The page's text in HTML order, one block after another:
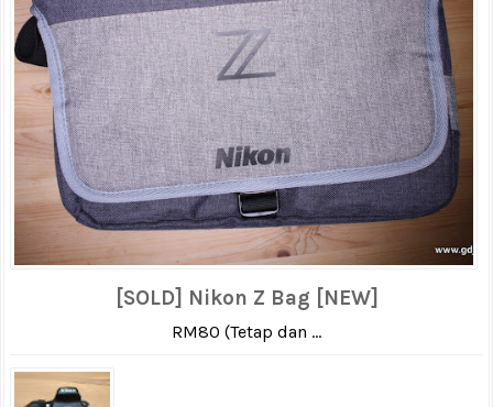
[SOLD] Nikon Z Bag [NEW]
RM80 (Tetap dan ...